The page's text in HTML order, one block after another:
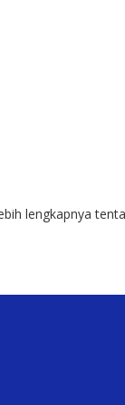
lengkapnya